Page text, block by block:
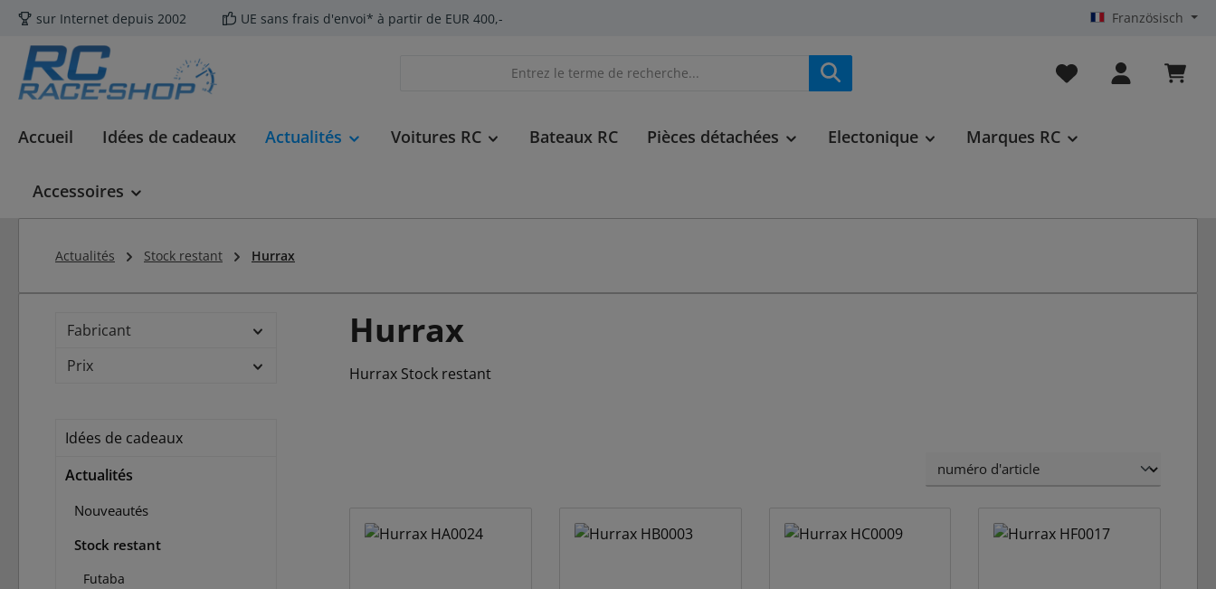
au contenu principal
Passer à la recherche
Passer à la navigation principale
sur Internet depuis 2002 UE sans frais d'envoi* à partir de EUR 400,- Französisch
Vous avez 0 articles
Accueil Idées de cadeaux Actualités Voitures RC Bateaux RC Pièces détachées Electonique Marques RC
Accessoires
Actualités Stock restant Hurrax
Fabricant
Prix
Idées de cadeaux
Actualités
Nouveautés
Stock restant
Futaba
Hurrax
Hurrax Stock restant